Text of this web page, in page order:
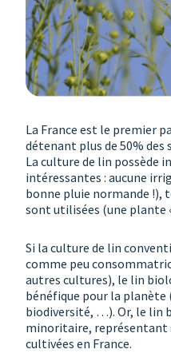
La France est le premier
détenant plus de 50% des
La culture de lin possède
intéressantes : aucune
bonne pluie normande !),
sont utilisées (une plante
Si la culture de lin
comme peu
autres cultures), le lin
bénéfique pour la
biodiversité, …). Or, le lin
minoritaire, représentant
cultivées en France.